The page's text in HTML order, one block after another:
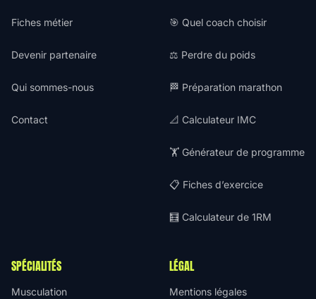
Fiches métier
Devenir partenaire
Qui sommes-nous
Contact
🎯 Quel coach choisir
⚖️ Perdre du poids
🏁 Préparation marathon
📐 Calculateur IMC
🏋️ Générateur de programme
📋 Fiches d’exercice
🧮 Calculateur de 1RM
SPÉCIALITÉS
Musculation
LÉGAL
Mentions légales